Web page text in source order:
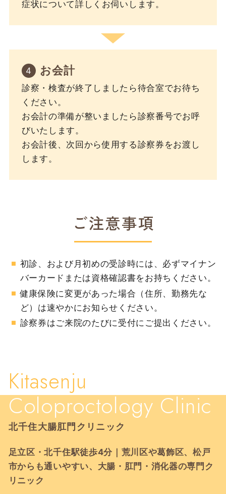
症状について詳しくお伺いします。
お会計
診察・検査が終了しましたら待合室でお待ち
ください。
お会計の準備が整いましたら診察番号でお呼
びいたします。
お会計後、次回から使用する診察券をお渡し
します。
ご注意事項
初診、および月初めの受診時には、必ずマイナン
バーカードまたは資格確認書をお持ちください。
健康保険に変更があった場合（住所、勤務先な
ど）は速やかにお知らせください。
診察券はご来院のたびに受付にご提出ください。
Kitasenju
Coloproctology Clinic
北千住大腸肛門クリニック
足立区・北千住駅徒歩4分｜荒川区や葛飾区、松戸
市からも通いやすい、大腸・肛門・消化器の専門ク
リニック